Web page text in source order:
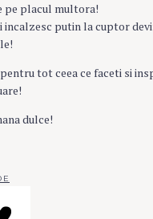
pe placul multora!
incalzesc putin la cuptor
tot ceea ce faceti si
dulce!